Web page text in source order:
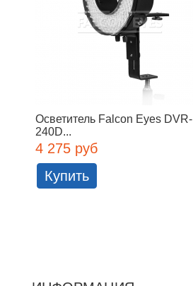
Осветитель Falcon Eyes DVR-
240D...
4 275 руб
Купить